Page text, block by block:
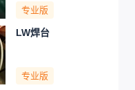
专业版
LW焊台
专业版